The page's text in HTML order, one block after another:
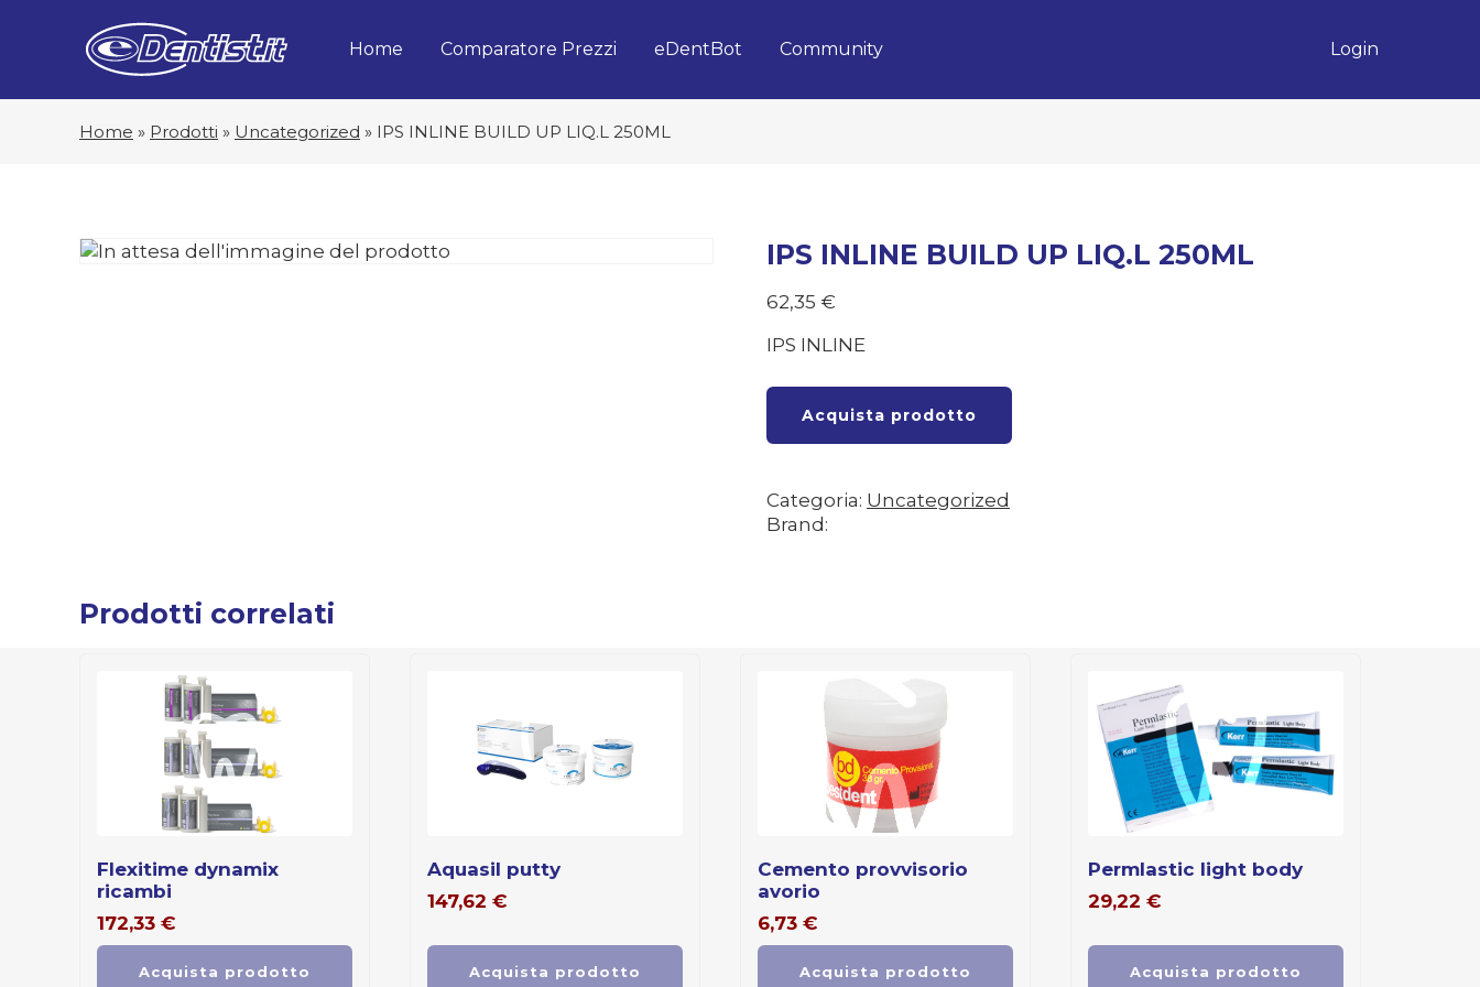
Home Comparatore Prezzi eDentBot Community Login
Home » Prodotti » Uncategorized » IPS INLINE BUILD UP LIQ.L 250ML
IPS INLINE BUILD UP LIQ.L 250ML
62,35 €
IPS INLINE
Acquista prodotto
Categoria: Uncategorized
Brand:
Prodotti correlati
flexitime dynamix
ricambi
172,33 €
Acquista prodotto
aquasil putty
147,62 €
Acquista prodotto
cemento provvisorio
avorio
6,73 €
Acquista prodotto
permlastic light body
29,22 €
Acquista prodotto